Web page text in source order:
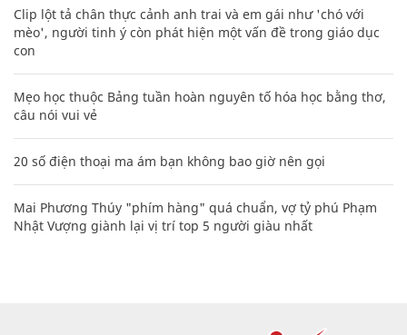
Clip lột tả chân thực cảnh anh trai và em gái như 'chó với
mèo', người tinh ý còn phát hiện một vấn đề trong giáo dục
con
Mẹo học thuộc Bảng tuần hoàn nguyên tố hóa học bằng thơ,
câu nói vui vẻ
20 số điện thoại ma ám bạn không bao giờ nên gọi
Mai Phương Thúy "phím hàng" quá chuẩn, vợ tỷ phú Phạm
Nhật Vượng giành lại vị trí top 5 người giàu nhất